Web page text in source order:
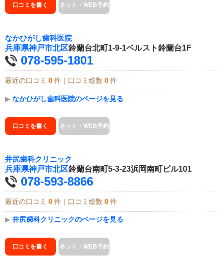
口コミを書く ネット・WEB予約
なかひがし歯科医院
兵庫県神戸市北区鈴蘭台北町1-9-1ベルスト鈴蘭台1F
078-595-1801
最近の口コミ 0 件｜口コミ総数 0 件
▶ なかひがし歯科医院のページを見る
口コミを書く ネット・WEB予約
井尻歯科クリニック
兵庫県神戸市北区鈴蘭台南町5-3-23浜岡南町ビル101
078-593-8866
最近の口コミ 0 件｜口コミ総数 0 件
▶ 井尻歯科クリニックのページを見る
口コミを書く ネット・WEB予約